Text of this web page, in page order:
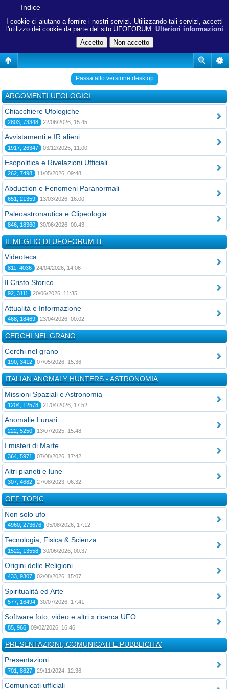
I cookie ci aiutano a fornire i nostri servizi. Utilizzando tali servizi, accetti
l'utilizzo dei cookie da parte del sito UFOFORUM. Ulteriori informazioni
Indice
Passa allo versione desktop
ARGOMENTI UFOLOGICI
Chiacchiere Ufologiche
2803, 73348 22/06/2026, 15:45
Avvistamenti e IR alieni
1917, 26347 03/12/2025, 11:00
Esopolitica e Rivelazioni Ufficiali
262, 7498 11/05/2026, 09:48
Abduction e Fenomeni Paranormali
651, 21359 13/03/2026, 16:00
Paleoastronautica e Clipeologia
846, 18360 30/06/2026, 00:43
IL MEGLIO DI UFOFORUM.IT
Videoteca
811, 4036 24/04/2026, 14:06
Il Cristo Storico
92, 3111 20/06/2026, 11:35
Attualità e Informazione
468, 18469 23/04/2026, 00:02
CERCHI NEL GRANO
Cerchi nel grano
190, 3412 07/05/2026, 15:36
ITALIAN ANOMALY HUNTERS - ASTRONOMIA
Missioni Spaziali e Astronomia
1204, 12578 21/04/2026, 17:52
Anomalie Lunari
222, 5250 13/07/2025, 15:48
I misteri di Marte
364, 5971 07/08/2026, 17:42
Altri pianeti e lune
307, 4682 27/08/2023, 06:32
OFF TOPIC
Non solo ufo
4960, 273676 05/08/2026, 17:12
Tecnologia, Fisica & Scienza
1522, 13558 30/06/2026, 00:37
Origini delle Religioni
433, 9307 02/08/2026, 15:07
Spiritualità ed Arte
577, 16494 30/07/2026, 17:41
Software foto, video e altri x ricerca UFO
85, 966 09/02/2026, 16:46
PRESENTAZIONI, COMUNICATI E PUBBLICITA'
Presentazioni
701, 8627 29/11/2024, 12:36
Comunicati ufficiali